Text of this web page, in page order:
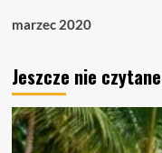
marzec 2020
Jeszcze nie czytane